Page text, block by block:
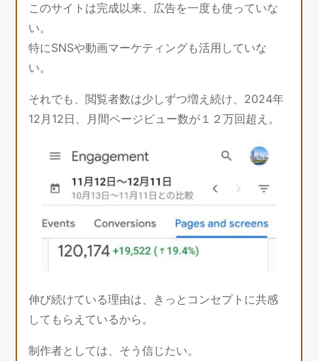
このサイトは完成以来、広告を一度も使っていな
い。
特にSNSや動画マーケティングも活用していな
い。
それでも、閲覧者数は少しずつ増え続け、2024年
12月12日、月間ページビュー数が１２万回超え。
伸び続けている理由は、きっとコンセプトに共感
してもらえているから。
制作者としては、そう信じたい。